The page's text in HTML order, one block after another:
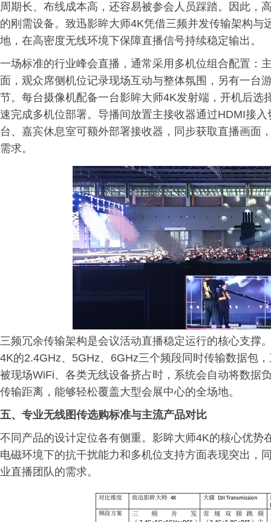
周期长、布线成本高，还容易被参会人员踩踏。因此，
的刚需设备。致迅影眸大师4K凭借三频并发传输架构
地，在高密度无线环境下保障直播信号持续稳定输出。
一场标准的行业峰会直播，通常采用多机位组合配置：
面，观众席侧机位记录现场互动与整体氛围，另有一台
节。每台摄像机配备一台影眸大师4K发射端，开机后
速完成多机位部署。导播间放置主接收器通过HDMI接
台、嘉宾休息室可额外部署接收器，同步获取直播画面
需求。
三频冗余传输架构是会议活动直播稳定运行的核心支撑
4K的2.4GHz、5GHz、6GHz三个频段同时传输数据包
被现场WiFi、各类无线设备挤占时，系统会自动将数据
传输距离，能够轻松覆盖大型会展中心的全场地。
五、专业无线图传选购标准与主流产品对比
不同产品的设计定位各有侧重。影眸大师4K的核心优
电磁环境下的抗干扰能力和多机位支持方面表现突出，
业直播团队的需求。